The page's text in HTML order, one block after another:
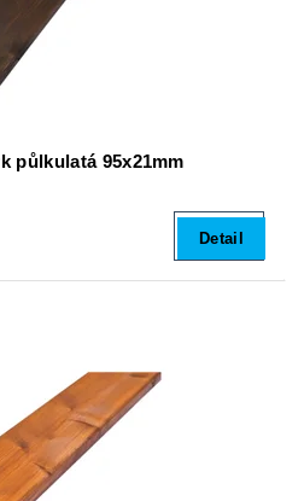
půlkulatá 95x21mm
Detail